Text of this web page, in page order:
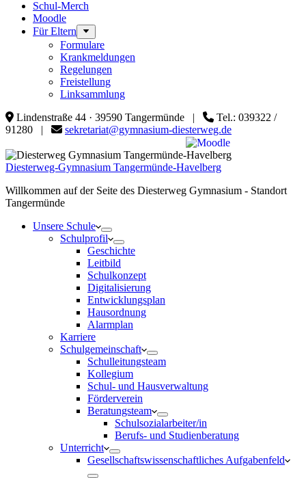
Schul-Merch
Moodle
Für Eltern
Formulare
Krankmeldungen
Regelungen
Freistellung
Linksammlung
Lindenstraße 44 · 39590 Tangermünde |
Tel.: 039322 /
91280 |
sekretariat@gymnasium-diesterweg.de
Diesterweg-Gymnasium Tangermünde-Havelberg
Willkommen auf der Seite des Diesterweg Gymnasium - Standort
Tangermünde
Unsere Schule
Schulprofil
Geschichte
Leitbild
Schulkonzept
Digitalisierung
Entwicklungsplan
Hausordnung
Alarmplan
Karriere
Schulgemeinschaft
Schulleitungsteam
Kollegium
Schul- und Hausverwaltung
Förderverein
Beratungsteam
Schulsozialarbeiter/in
Berufs- und Studienberatung
Unterricht
Gesellschaftswissenschaftliches Aufgabenfeld